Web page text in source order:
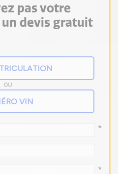
pas votre
un devis gratuit
OU
*
*